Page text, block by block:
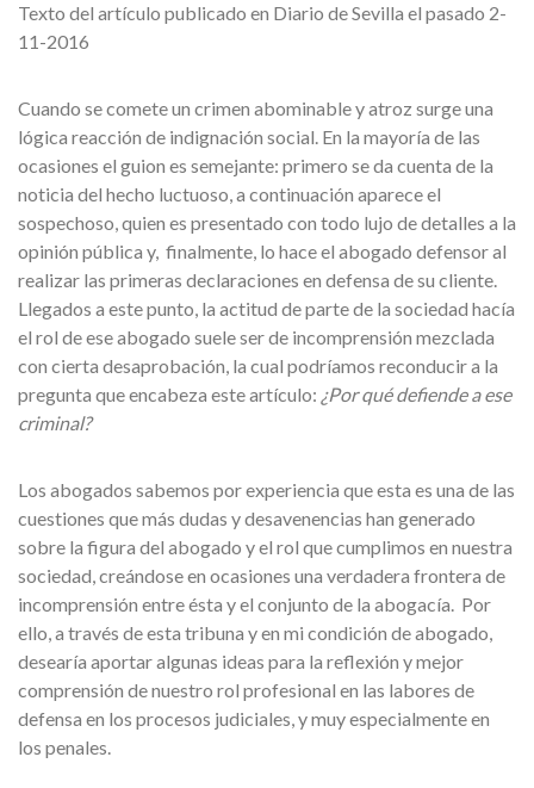
Texto del artículo publicado en Diario de Sevilla el pasado 2-
11-2016
Cuando se comete un crimen abominable y atroz surge una
lógica reacción de indignación social. En la mayoría de las
ocasiones el guion es semejante: primero se da cuenta de la
noticia del hecho luctuoso, a continuación aparece el
sospechoso, quien es presentado con todo lujo de detalles a la
opinión pública y, finalmente, lo hace el abogado defensor al
realizar las primeras declaraciones en defensa de su cliente.
Llegados a este punto, la actitud de parte de la sociedad hacía
el rol de ese abogado suele ser de incomprensión mezclada
con cierta desaprobación, la cual podríamos reconducir a la
pregunta que encabeza este artículo: ¿Por qué defiende a ese
criminal?
Los abogados sabemos por experiencia que esta es una de las
cuestiones que más dudas y desavenencias han generado
sobre la figura del abogado y el rol que cumplimos en nuestra
sociedad, creándose en ocasiones una verdadera frontera de
incomprensión entre ésta y el conjunto de la abogacía. Por
ello, a través de esta tribuna y en mi condición de abogado,
desearía aportar algunas ideas para la reflexión y mejor
comprensión de nuestro rol profesional en las labores de
defensa en los procesos judiciales, y muy especialmente en
los penales.